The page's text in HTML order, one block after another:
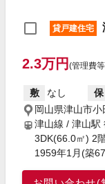
貸戸建住宅
2.3万円 (管理費
敷 なし 保
岡山県津山市小
津山線 / 津山駅
3DK(66.0㎡) 2
1959年1月(築